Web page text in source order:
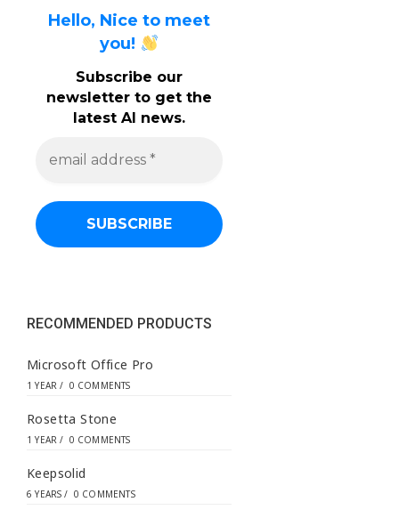
Hello, Nice to meet
you!
Subscribe our
newsletter to get the
latest AI news.
a
d
s
RECOMMENDED PRODUCTS
Microsoft Office Pro
1 YEAR / 0 COMMENTS
Rosetta Stone
1 YEAR / 0 COMMENTS
Keepsolid
6 YEARS / 0 COMMENTS